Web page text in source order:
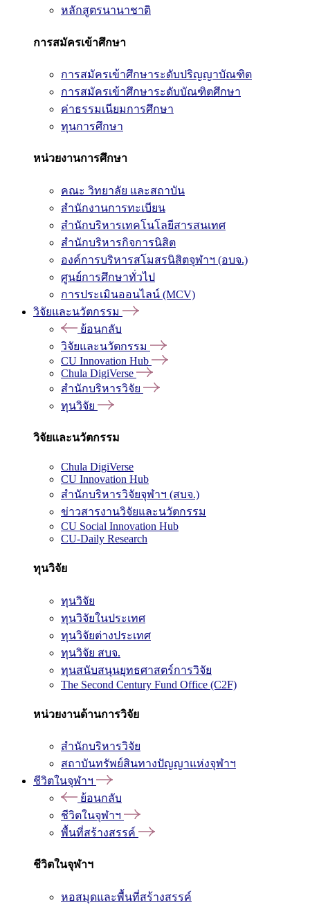
หลักสูตรนานาชาติ
การสมัครเข้าศึกษา
การสมัครเข้าศึกษาระดับปริญญาบัณฑิต
การสมัครเข้าศึกษาระดับบัณฑิตศึกษา
ค่าธรรมเนียมการศึกษา
ทุนการศึกษา
หน่วยงานการศึกษา
คณะ วิทยาลัย และสถาบัน
สำนักงานการทะเบียน
สำนักบริหารเทคโนโลยีสารสนเทศ
สำนักบริหารกิจการนิสิต
องค์การบริหารสโมสรนิสิตจุฬาฯ (อบจ.)
ศูนย์การศึกษาทั่วไป
การประเมินออนไลน์ (MCV)
วิจัยและนวัตกรรม
ย้อนกลับ
วิจัยและนวัตกรรม
CU Innovation Hub
Chula DigiVerse
สำนักบริหารวิจัย
ทุนวิจัย
วิจัยและนวัตกรรม
Chula DigiVerse
CU Innovation Hub
สำนักบริหารวิจัยจุฬาฯ (สบจ.)
ข่าวสารงานวิจัยและนวัตกรรม
CU Social Innovation Hub
CU-Daily Research
ทุนวิจัย
ทุนวิจัย
ทุนวิจัยในประเทศ
ทุนวิจัยต่างประเทศ
ทุนวิจัย สบจ.
ทุนสนับสนุนยุทธศาสตร์การวิจัย
The Second Century Fund Office (C2F)
หน่วยงานด้านการวิจัย
สำนักบริหารวิจัย
สถาบันทรัพย์สินทางปัญญาแห่งจุฬาฯ
ชีวิตในจุฬาฯ
ย้อนกลับ
ชีวิตในจุฬาฯ
พื้นที่สร้างสรรค์
ชีวิตในจุฬาฯ
หอสมุดและพื้นที่สร้างสรรค์